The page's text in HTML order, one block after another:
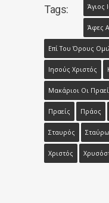
Tags: Άγιος
Άφες
Επί Του Όρους
Ιησούς Χριστός
Μακάριοι Οι
Πραείς Πράος
Σταυρός
Χριστός